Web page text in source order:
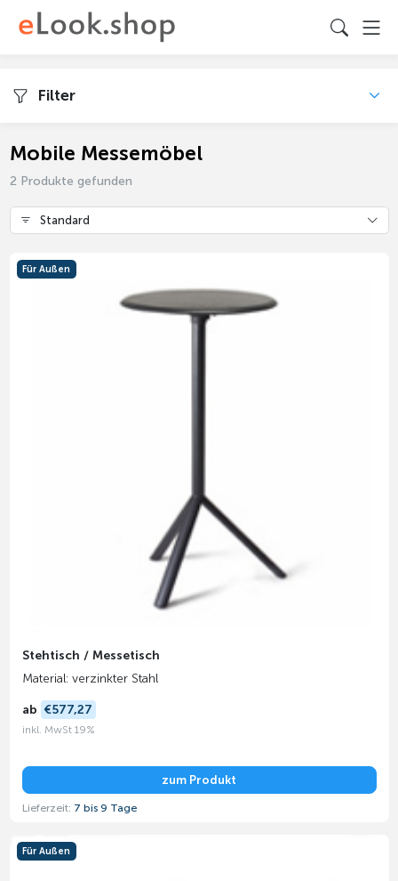
Filter
Mobile Messemöbel
2 Produkte gefunden
Standard
Stehtisch / Messetisch
Material: verzinkter Stahl
ab €577,27
inkl. MwSt 19%
zum Produkt
Lieferzeit: 7 bis 9 Tage
Für Außen
Für Außen